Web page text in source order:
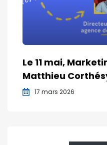
Le 11 mai,
Matthieu
17 mars 2026